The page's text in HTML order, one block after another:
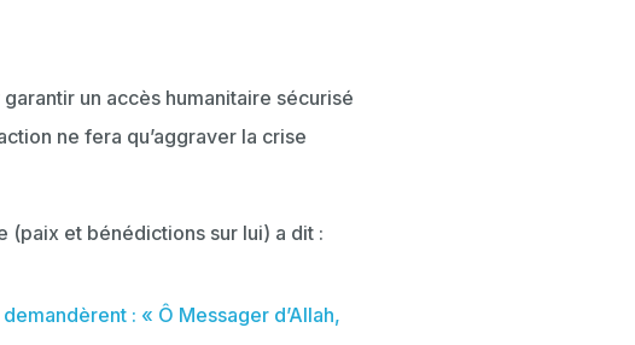
un accès humanitaire sécurisé
ne fera qu’aggraver la crise
(paix et bénédictions sur lui) a dit :
: « Ô Messager d’Allah,